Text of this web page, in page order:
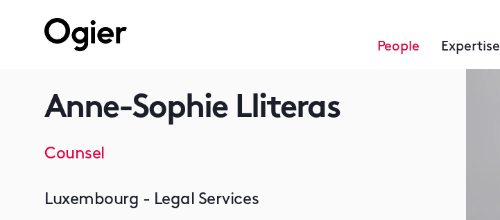
People Expertise
Anne-Sophie Lliteras
Counsel
Luxembourg - Legal Services